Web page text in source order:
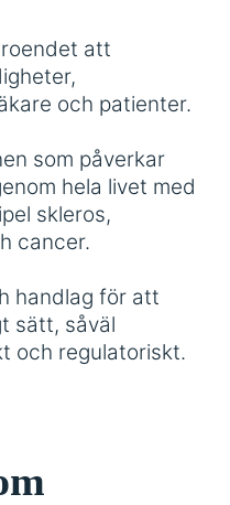
att
och patienter.
som påverkar
hela livet med
skleros,
cancer.
handlag för att
sätt, såväl
och regulatoriskt.